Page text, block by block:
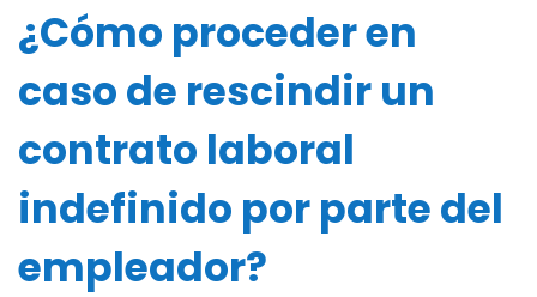
¿Cómo proceder en
caso de rescindir un
contrato laboral
indefinido por parte del
empleador?